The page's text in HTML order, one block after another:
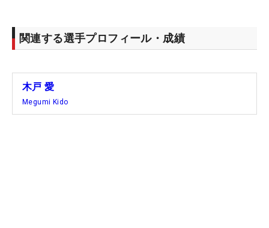
と、私自身もしっかり頑張っていきたいと思いまし
た」。この日のプレーは有言実行。粘り強くパーを
12年「サマンサタバサレディース」での初優勝から
関連する選手プロフィール・成績
木戸 愛
Megumi Kido